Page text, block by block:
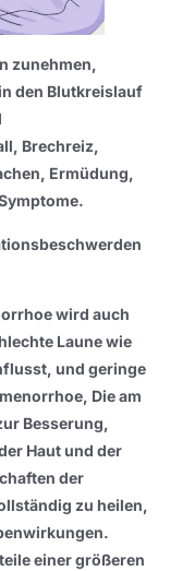
zunehmen,
den Blutkreislauf
Brechreiz,
Ermüdung,
wird auch
Laune wie
und geringe
Die am
Besserung,
Haut und der
der
zu heilen,
einer größeren